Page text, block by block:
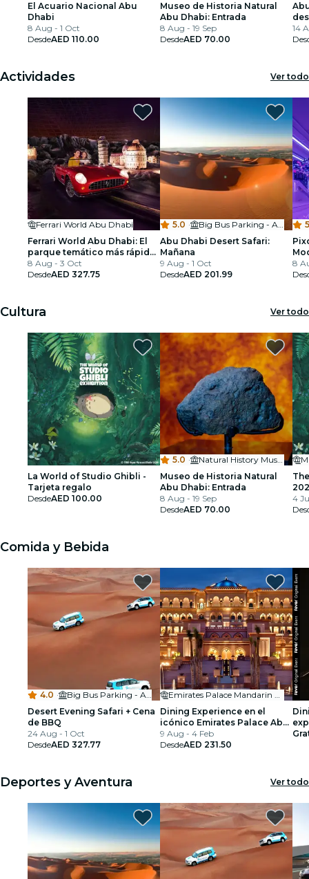
El Acuario Nacional Abu
Dhabi
8 Aug - 1 Oct
DesdeAED 110.00
Museo de Historia Natural
Abu Dhabi: Entrada
8 Aug - 19 Sep
DesdeAED 70.00
14
Actividades Ver todo
Ferrari World Abu Dhabi
Ferrari World Abu Dhabi: El
parque temático más rápido
y enérgico
8 Aug - 3 Oct
DesdeAED 327.75
5.0 ·
Big Bus Parking - Abu Dhabi Mall
Abu Dhabi Desert Safari:
Mañana
9 Aug - 1 Oct
DesdeAED 201.99
8
Cultura Ver todo
La World of Studio Ghibli -
Tarjeta regalo
DesdeAED 100.00
5.0 ·
Natural History Museum Abu Dhabi
Museo de Historia Natural
Abu Dhabi: Entrada
8 Aug - 19 Sep
DesdeAED 70.00
4
Comida y Bebida
4.0 ·
Big Bus Parking - Abu Dhabi Mall
Desert Evening Safari + Cena
de BBQ
24 Aug - 1 Oct
DesdeAED 327.77
Emirates Palace Mandarin Oriental
Dining Experience en el
icónico Emirates Palace Abu
Dhabi
9 Aug - 4 Feb
DesdeAED 231.50
Deportes y Aventura Ver todo